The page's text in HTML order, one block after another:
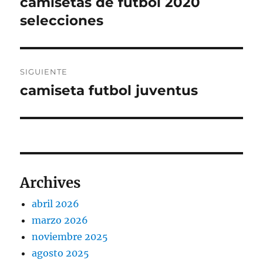
entradas
anterior:
selecciones
SIGUIENTE
Entrada
camiseta futbol juventus
Archives
abril 2026
marzo 2026
noviembre 2025
agosto 2025